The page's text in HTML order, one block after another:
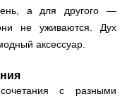
а для другого —
не уживаются. Дух
аксессуар.
с разными